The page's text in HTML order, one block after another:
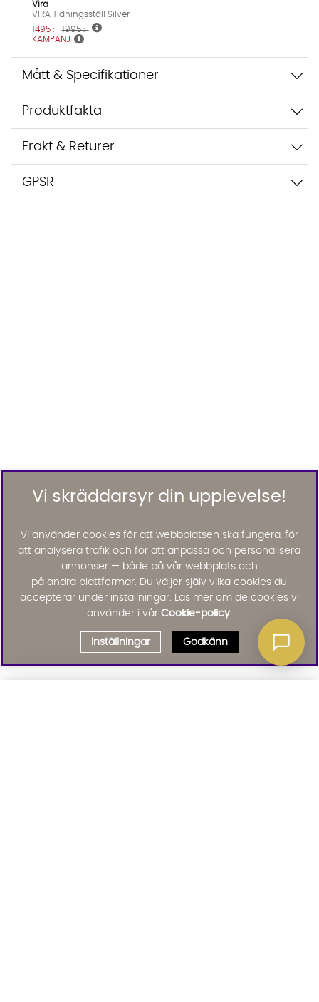
Vira
VIRA Tidningsställ Silver
KAMPANJ
1495 :- 1995 :-
Mått & Specifikationer
Produktfakta
Frakt & Returer
GPSR
Vi skräddarsyr din upplevelse!
Vi använder cookies för att webbplatsen ska fungera, för
att analysera trafik och för att anpassa och personalisera
annonser — både på vår webbplats och
på andra plattformar. Du väljer själv vilka cookies du
accepterar under inställningar. Läs mer om de cookies vi
använder i vår Cookie-policy.
Inställningar Godkänn